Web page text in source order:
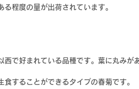
程度の量が出荷されています。
西で好まれている品種です。葉に丸みが
することができるタイプの春菊です。